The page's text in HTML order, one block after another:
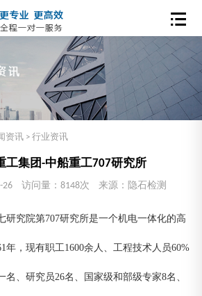
资讯 > 行业资讯
工集团-中船重工707研究所
26 访问量：8148次 来源：隐石检测
研究院第707研究所是一个机电一体化的高
年，现有职工1600余人、工程技术人员60%
名、研究员26名、国家级和部级专家8名、